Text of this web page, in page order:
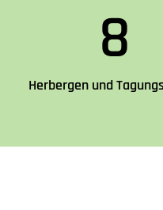
8
Herbergen und